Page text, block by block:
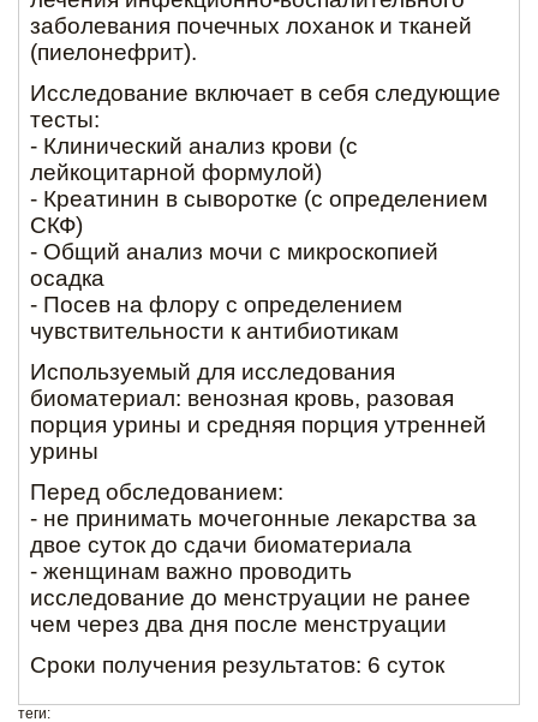
заболевания почечных лоханок и тканей
(пиелонефрит).
Исследование включает в себя следующие
тесты:
- Клинический анализ крови (c
лейкоцитарной формулой)
- Креатинин в сыворотке (с определением
СКФ)
- Общий анализ мочи с микроскопией
осадка
- Посев на флору с определением
чувствительности к антибиотикам
Используемый для исследования
биоматериал: венозная кровь, разовая
порция урины и средняя порция утренней
урины
Перед обследованием:
- не принимать мочегонные лекарства за
двое суток до сдачи биоматериала
- женщинам важно проводить
исследование до менструации не ранее
чем через два дня после менструации
Сроки получения результатов: 6 суток
теги: